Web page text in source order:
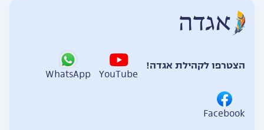
הצטרפו לקהילת אגדה!
YouTube
WhatsApp
Facebook